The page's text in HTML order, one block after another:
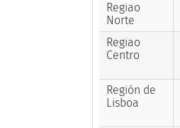
Regiao
Norte
Regiao
Centro
Región de
Lisboa